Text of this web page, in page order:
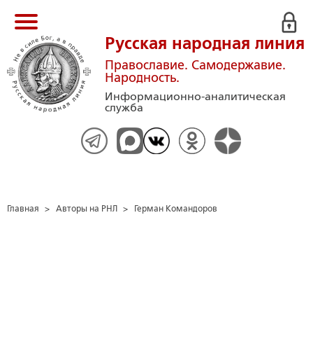
Русская народная линия
Православие. Самодержавие.
Народность.
Информационно-аналитическая
служба
Главная > Авторы на РНЛ > Герман Командоров